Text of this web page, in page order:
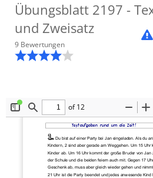
Übungsblatt 2197 -
und Zweisatz
9 Bewertungen
ToggleFind
of 12
Zoom
Out
In
Textaufgaben rund um die Zeit!
1. Du bist auf einer Party bei Jan eingeladen. Als du
Kindern, 2 sind aber gerade am Weggehen. Um 15 Uhr
Kinder ab. Um 16 Uhr kommt der große Bruder von
der Schule und die beiden feiern auch mit. Gegen 17
Geschenk ab, muss aber gleich wieder gehen und
21 Uhr ist die Party beendet und jedes anwesende Kind